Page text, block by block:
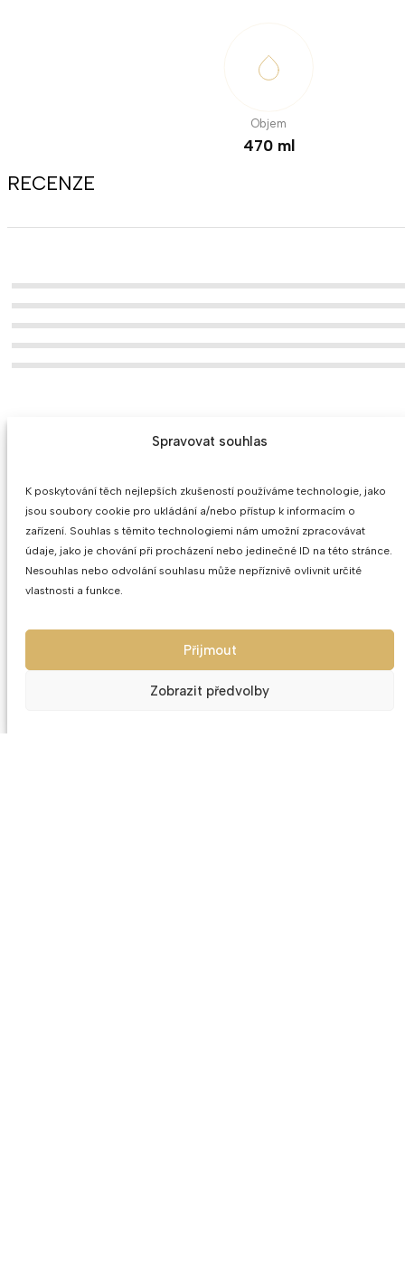
Spravovat souhlas
K poskytování těch nejlepších zkušeností používáme technologie, jako
jsou soubory cookie pro ukládání a/nebo přístup k informacím o
zařízení. Souhlas s těmito technologiemi nám umožní zpracovávat
údaje, jako je chování při procházení nebo jedinečné ID na této stránce.
Nesouhlas nebo odvolání souhlasu může nepříznivě ovlivnit určité
vlastnosti a funkce.
Přijmout
Zobrazit předvolby
Objem
470 ml
RECENZE
MOHLO BY SE VÁM LÍBIT